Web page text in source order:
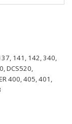
141, 142, 340,
DCS520,
400, 405, 401,